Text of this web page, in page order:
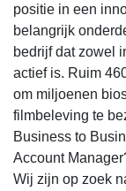
positie in een
belangrijk
bedrijf dat zowel
actief is. Ruim
om miljoenen
filmbeleving te
Business to
Account
Wij zijn op zoek